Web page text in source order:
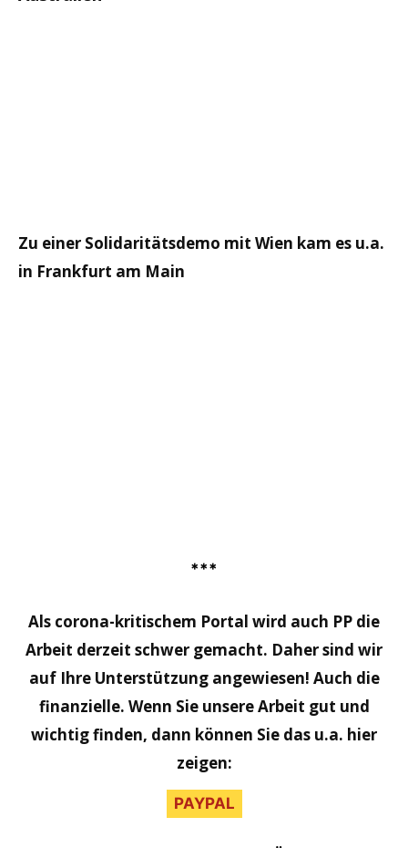
Zu einer Solidaritätsdemo mit Wien kam es u.a.
in Frankfurt am Main
***
Als corona-kritischem Portal wird auch PP die
Arbeit derzeit schwer gemacht. Daher sind wir
auf Ihre Unterstützung angewiesen! Auch die
finanzielle. Wenn Sie unsere Arbeit gut und
wichtig finden, dann können Sie das u.a. hier
zeigen:
PAYPAL